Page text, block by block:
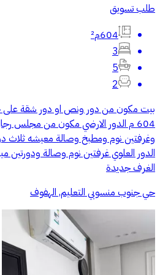
طلب تسويق
604م²
3
5
2
بيت مكون من دور ونص او دور شقة
604 م الدور الارضي مكون من مجلس
وغرفتين نوم ومطبخ وصالة معيشه ثلاث
الدور العلوي غرفتين نوم وصالة ودورتين
الغرف جديدة
حي جنوب منسوبي التعليم, الهفوف